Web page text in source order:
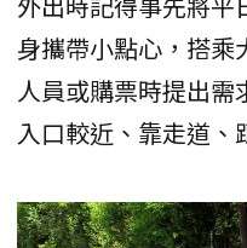
身攜帶小點心，搭乘
人員或購票時提出需
入口較近、靠走道、